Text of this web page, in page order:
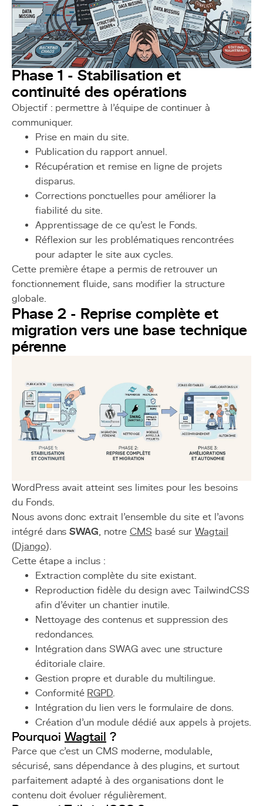
Phase 1 - Stabilisation et
continuité des opérations
Objectif : permettre à l’équipe de continuer à
communiquer.
Prise en main du site.
Publication du rapport annuel.
Récupération et remise en ligne de projets
disparus.
Corrections ponctuelles pour améliorer la
fiabilité du site.
Apprentissage de ce qu’est le Fonds.
Réflexion sur les problématiques rencontrées
pour adapter le site aux cycles.
Cette première étape a permis de retrouver un
fonctionnement fluide, sans modifier la structure
globale.
Phase 2 - Reprise complète et
migration vers une base technique
pérenne
WordPress avait atteint ses limites pour les besoins
du Fonds.
Nous avons donc extrait l’ensemble du site et l’avons
intégré dansSWAG, notre CMS basé surWagtail
(Django).
Cette étape a inclus :
Extraction complète du site existant.
Reproduction fidèle du design avec TailwindCSS
afin d’éviter un chantier inutile.
Nettoyage des contenus et suppression des
redondances.
Intégration dans SWAG avec une structure
éditoriale claire.
Gestion propre et durable du multilingue.
Conformité RGPD.
Intégration du lien vers le formulaire de dons.
Création d’un module dédié aux appels à projets.
Pourquoi Wagtail ?
Parce que c’est un CMS moderne, modulable,
sécurisé, sans dépendance à des plugins, et surtout
parfaitement adapté à des organisations dont le
contenu doit évoluer régulièrement.